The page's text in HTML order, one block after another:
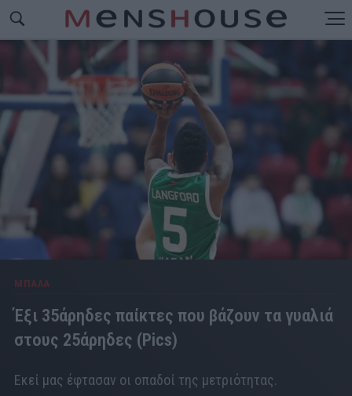
ΜΠΑΛΑ
Έξι 35άρηδες παίκτες που βάζουν τα γυαλιά
στους 25άρηδες (Pics)
Εκεί μας έφτασαν οι οπαδοί της μετριότητας.